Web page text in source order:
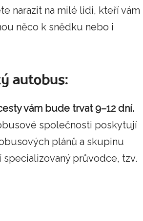
narazit na milé lidi, kteří vám
něco k snědku nebo i
autobus:
vám bude trvat 9–12 dní.
společnosti poskytují
plánů a skupinu
specializovaný průvodce, tzv.